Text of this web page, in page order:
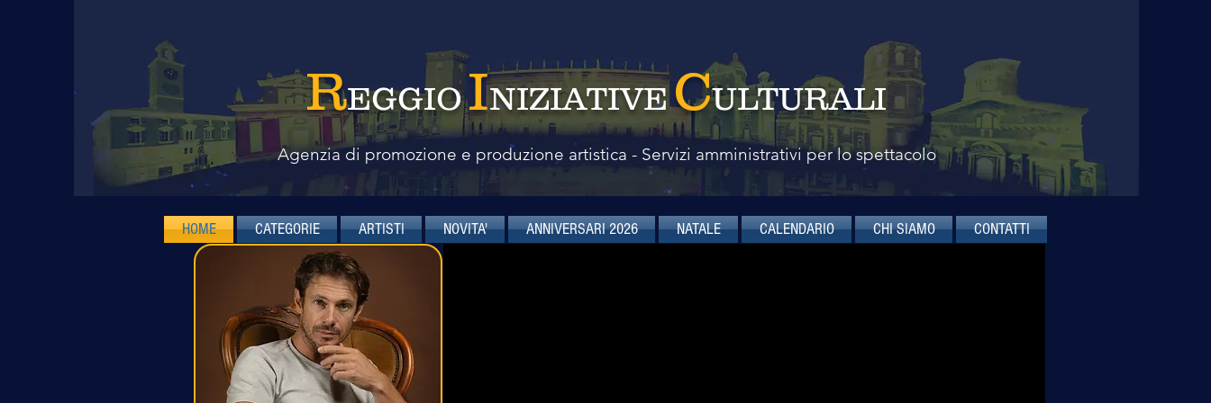
REGGIOINIZIATIVECULTURALI
Agenzia di promozione e produzione artistica - Servizi amministrativi per lo spettacolo
HOME CATEGORIE ARTISTI NOVITA' ANNIVERSARI 2026 NATALE CALENDARIO CHI SIAMO CONTATTI